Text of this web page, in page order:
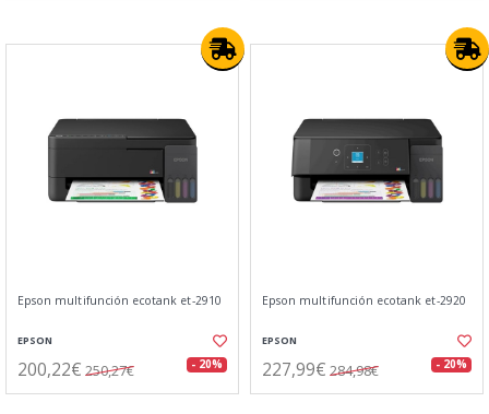
Epson multifunción ecotank et-2910
EPSON
200,22€ 250,27€ - 20%
Epson multifunción ecotank et-2920
EPSON
227,99€ 284,98€ - 20%